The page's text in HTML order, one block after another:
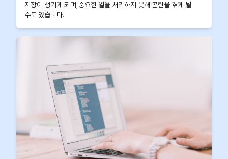
지장이 생기게 되며,중요한 일을 처리하지 못해 곤란을 겪게 될
수도 있습니다.